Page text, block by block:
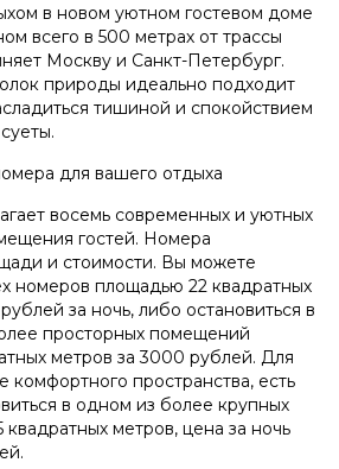
в новом уютном гостевом доме
всего в 500 метрах от трассы
Москву и Санкт-Петербург.
природы идеально подходит
тишиной и спокойствием
для вашего отдыха
восемь современных и уютных
гостей. Номера
и стоимости. Вы можете
номеров площадью 22 квадратных
за ночь, либо остановиться в
просторных помещений
метров за 3000 рублей. Для
комфортного пространства, есть
в одном из более крупных
метров, цена за ночь